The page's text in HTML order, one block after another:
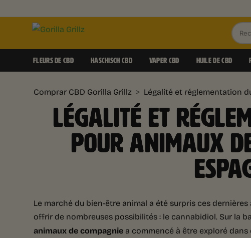
de
FLEURS DE CBD HASCHISCH CBD VAPER CBD HUILE DE CBD
Comprar CBD Gorilla Grillz > Légalité et réglementation
LÉGALITÉ ET
POUR ANIMAUX
Le marché du bien-être animal a été surpris ces
offrir de nombreuses possibilités : le cannabidiol. Sur la
animaux de compagnie a commencé à être exploré